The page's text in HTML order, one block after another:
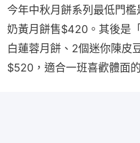
今年中秋月餅系列最低門
奶黃月餅售$420。其後是
白蓮蓉月餅、2個迷你陳皮
$520，適合一班喜歡體面